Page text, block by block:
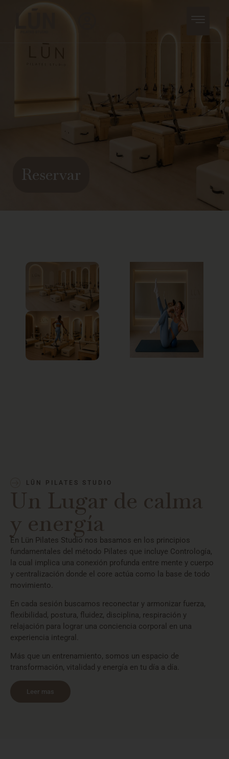
Reservar
LŪN PILATES STUDIO
Un Lugar de calma
y energía
En Lün Pilates Studio nos basamos en los principios
fundamentales del método Pilates que incluye Contrología,
la cual implica una conexión profunda entre mente y cuerpo
y centralización donde el core actúa como la base de todo
movimiento.
En cada sesión buscamos reconectar y armonizar fuerza,
flexibilidad, postura, fluidez, disciplina, respiración y
relajación para lograr una conciencia corporal en una
experiencia integral.
Más que un entrenamiento, somos un espacio de
transformación, vitalidad y energía en tu día a día.
Leer mas